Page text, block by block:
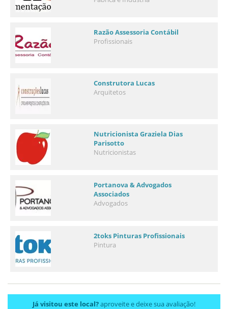
Razão Assessoria Contábil
Profissionais
Construtora Lucas
Arquitetos
Nutricionista Graziela Dias
Parisotto
Nutricionistas
Portanova & Advogados
Associados
Advogados
2toks Pinturas Profissionais
Pintura
Já visitou este local?aproveite e deixe sua avaliação!